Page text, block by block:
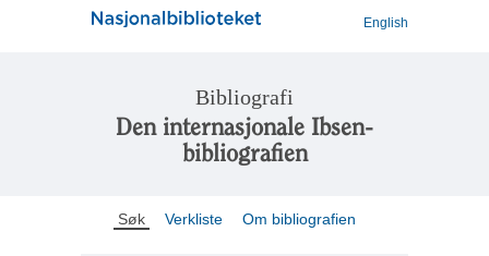
English
Bibliografi
Den internasjonale Ibsen-
bibliografien
Søk Verkliste Om bibliografien